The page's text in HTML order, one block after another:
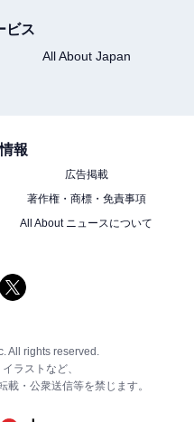
ビス
All About Japan
報
広告掲載
著作権・商標・免責事項
All About ニュースについて
All rights reserved.
ラストなど、
・公衆送信等を禁じます。